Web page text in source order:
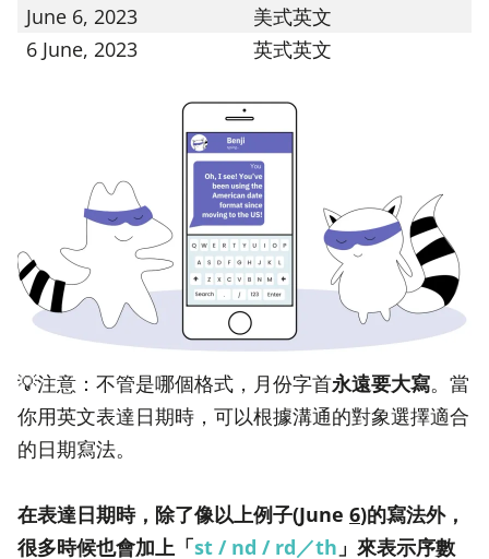
June 6, 2023
美式英文
6 June, 2023
英式英文
💡注意：不管是哪個格式，月份字首永遠要大寫。當
你用英文表達日期時，可以根據溝通的對象選擇適合
的日期寫法。
在表達日期時，除了像以上例子(June 6)的寫法外，
很多時候也會加上「st / nd / rd／th 」來表示序數